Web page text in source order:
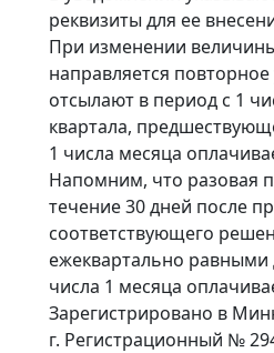
реквизиты для ее
При изменении
направляется
отсылают в период с 1
квартала,
1 числа месяца
Напомним, что разовая
течение 30 дней после
соответствующего
ежеквартально
числа 1 месяца
Зарегистрировано в
г. Регистрационный №